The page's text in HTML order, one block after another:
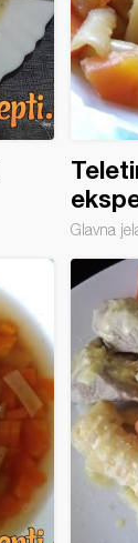
Glavna